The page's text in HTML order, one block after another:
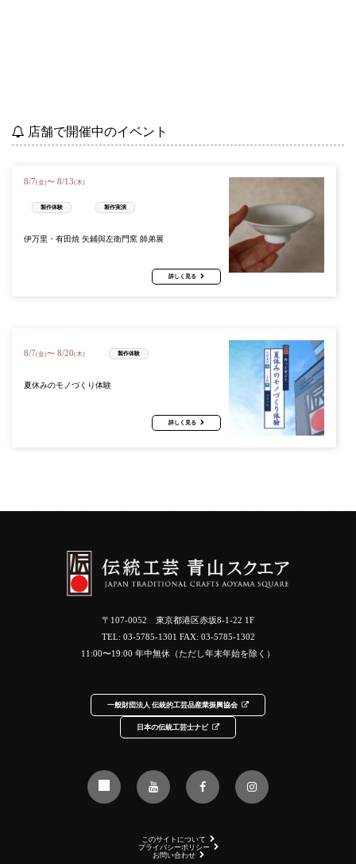
店舗で開催中のイベント
8/7(金)〜 8/13(木)
製作体験 製作実演
伊万里・有田焼 矢鋪與左衛門窯 師弟展
詳しく見る
8/7(金)〜 8/20(木) 製作体験
夏休みのモノづくり体験
詳しく見る
〒107-0052 東京都港区赤坂8-1-22 1F
TEL: 03-5785-1301 FAX: 03-5785-1302
11:00〜19:00 年中無休（ただし年末年始を除く）
一般財団法人 伝統的工芸品産業振興協会
日本の伝統工芸士ナビ
このサイトについて
プライバシーポリシー
お問い合わせ